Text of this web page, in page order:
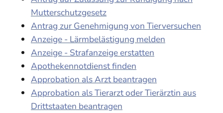
Mutterschutzgesetz
Antrag zur Genehmigung von Tierversuchen
Anzeige - Lärmbelästigung melden
Anzeige - Strafanzeige erstatten
Apothekennotdienst finden
Approbation als Arzt beantragen
Approbation als Tierarzt oder Tierärztin aus
Drittstaaten beantragen